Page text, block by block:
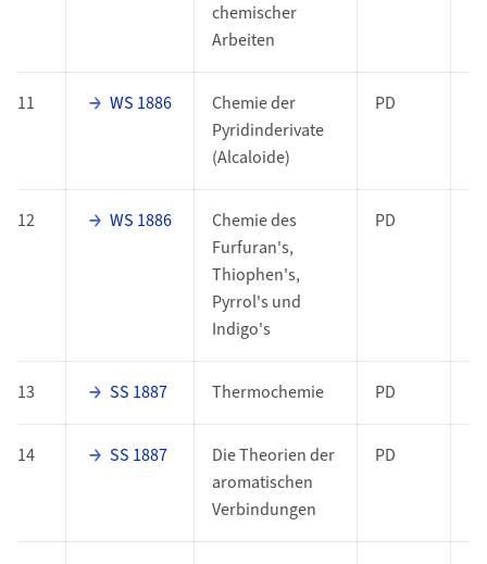
chemischer
Arbeiten
11 WS 1886
Chemie der
Pyridinderivate
(Alcaloide)
PD
12 WS 1886
Chemie des
Furfuran's,
Thiophen's,
Pyrrol's und
Indigo's
PD
13 SS 1887 Thermochemie PD
14 SS 1887
Die Theorien der
aromatischen
Verbindungen
PD